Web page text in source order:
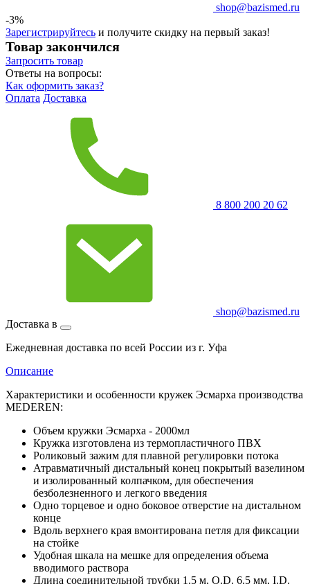
shop@bazismed.ru
-3%
Зарегистрируйтесь и получите скидку на первый заказ!
Товар закончился
Запросить товар
Ответы на вопросы:
Как оформить заказ?
Оплата Доставка
8 800 200 20 62
shop@bazismed.ru
Доставка в
Ежедневная доставка по всей России из г. Уфа
Описание
Характеристики и особенности кружек Эсмарха производства
MEDEREN:
Объем кружки Эсмарха - 2000мл
Кружка изготовлена из термопластичного ПВХ
Роликовый зажим для плавной регулировки потока
Атравматичный дистальный конец покрытый вазелином
и изолированный колпачком, для обеспечения
безболезненного и легкого введения
Одно торцевое и одно боковое отверстие на дистальном
конце
Вдоль верхнего края вмонтирована петля для фиксации
на стойке
Удобная шкала на мешке для определения объема
вводимого раствора
Длина соединительной трубки 1.5 м, O.D. 6.5 мм, I.D.